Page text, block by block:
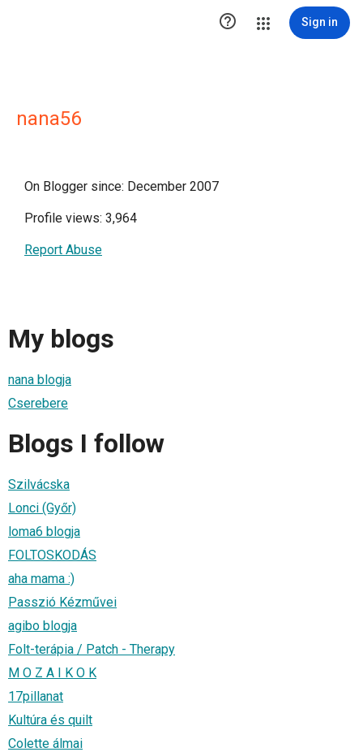
 Sign in
nana56
On Blogger since: December 2007
Profile views: 3,964
Report Abuse
My blogs
nana blogja
Cserebere
Blogs I follow
Szilvácska
Lonci (Győr)
loma6 blogja
FOLTOSKODÁS
aha mama :)
Passzió Kézművei
agibo blogja
Folt-terápia / Patch - Therapy
M O Z A I K O K
17pillanat
Kultúra és quilt
Colette álmai